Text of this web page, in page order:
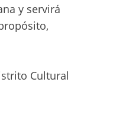
y servirá
Cultural